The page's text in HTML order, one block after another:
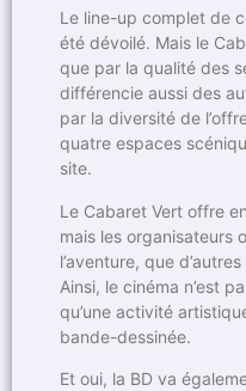
Le line-up complet de
été dévoilé. Mais le
que par la qualité des
différencie aussi des
par la diversité de
quatre espaces
site.
Le Cabaret Vert offre
mais les organisateurs
l’aventure, que
Ainsi, le cinéma n’est
qu’une activité
bande-dessinée.
Et oui, la BD va